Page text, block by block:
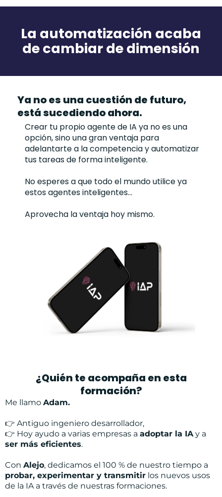
La automatización acaba
de cambiar de dimensión
Ya no es una cuestión de futuro,
está sucediendo ahora.
Crear tu propio agente de IA ya no es una
opción, sino una gran ventaja para
adelantarte a la competencia y automatizar
tus tareas de forma inteligente.
No esperes a que todo el mundo utilice ya
estos agentes inteligentes...
Aprovecha la ventaja hoy mismo.
¿Quién te acompaña en esta
formación?
Me llamo Adam.
👉 Antiguo ingeniero desarrollador,
👉 Hoy ayudo a varias empresas a adoptar la IAy a
ser más eficientes.
Con Alejo, dedicamos el 100 % de nuestro tiempo a
probar, experimentar y transmitir los nuevos usos
de la IA a través de nuestras formaciones.